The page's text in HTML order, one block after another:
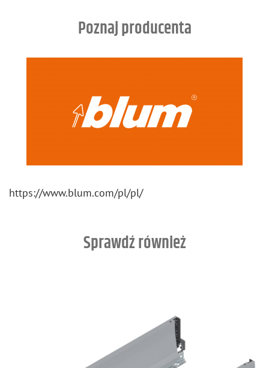
Poznaj producenta
https://​www.​blum.​com/​pl/​pl/
Sprawdź również